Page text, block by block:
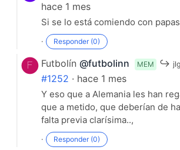
pues si salen los dos doses no
hace 1 mes
Si se lo está comiendo con papas
· Responder (0)
Futbolín @futbolinn MEM ↪
#1252 · hace 1 mes
Y eso que a Alemania les han
que a metido, que deberían de
falta previa clarísima..,
· Responder (0)